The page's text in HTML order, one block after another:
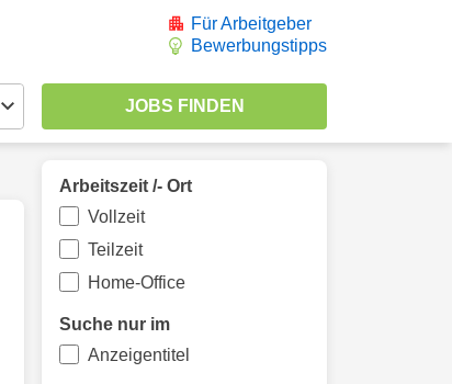
Für Arbeitgeber
Bewerbungstipps
Arbeitszeit /- Ort
Vollzeit
Teilzeit
Home-Office
Suche nur im
Anzeigentitel